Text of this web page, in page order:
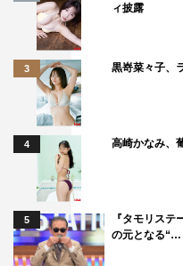
＃ババババンビ ©藤本和典
書誌情報
ィ披露
3 黒嵜菜々子、
4 高崎かなみ、
5
『タモリス
の元となる“…